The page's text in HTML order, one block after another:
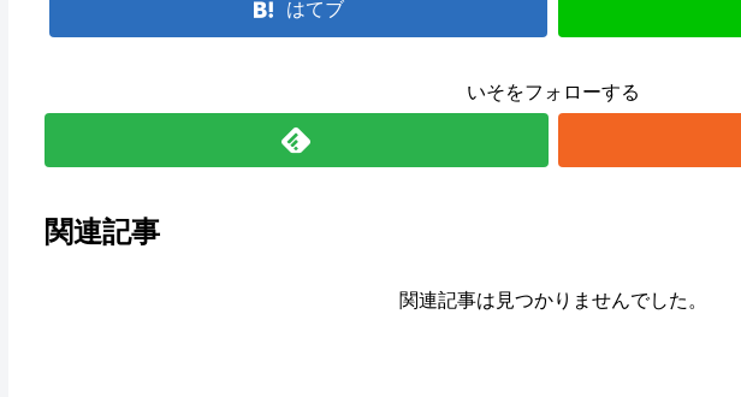
はてブ
いそをフォローする
関連記事
関連記事は見つかりませんでした。